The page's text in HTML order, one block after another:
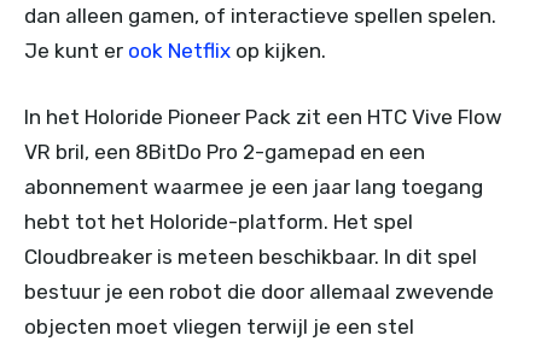
dan alleen gamen, of interactieve spellen spelen.
Je kunt er ook Netflix op kijken.
In het Holoride Pioneer Pack zit een HTC Vive Flow
VR bril, een 8BitDo Pro 2-gamepad en een
abonnement waarmee je een jaar lang toegang
hebt tot het Holoride-platform. Het spel
Cloudbreaker is meteen beschikbaar. In dit spel
bestuur je een robot die door allemaal zwevende
objecten moet vliegen terwijl je een stel